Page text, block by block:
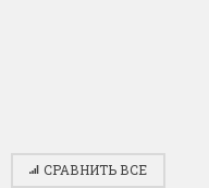
СРАВНИТЬ ВСЕ